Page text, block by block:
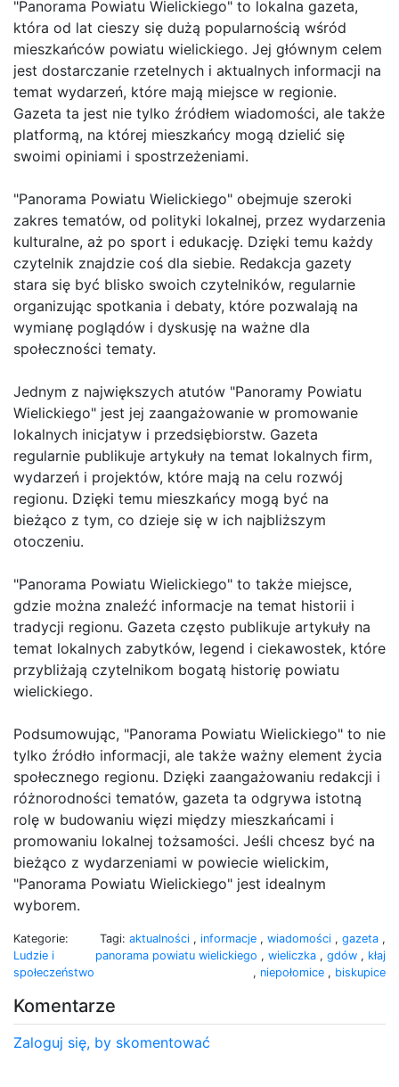
"Panorama Powiatu Wielickiego" to lokalna gazeta,
która od lat cieszy się dużą popularnością wśród
mieszkańców powiatu wielickiego. Jej głównym celem
jest dostarczanie rzetelnych i aktualnych informacji na
temat wydarzeń, które mają miejsce w regionie.
Gazeta ta jest nie tylko źródłem wiadomości, ale także
platformą, na której mieszkańcy mogą dzielić się
swoimi opiniami i spostrzeżeniami.
"Panorama Powiatu Wielickiego" obejmuje szeroki
zakres tematów, od polityki lokalnej, przez wydarzenia
kulturalne, aż po sport i edukację. Dzięki temu każdy
czytelnik znajdzie coś dla siebie. Redakcja gazety
stara się być blisko swoich czytelników, regularnie
organizując spotkania i debaty, które pozwalają na
wymianę poglądów i dyskusję na ważne dla
społeczności tematy.
Jednym z największych atutów "Panoramy Powiatu
Wielickiego" jest jej zaangażowanie w promowanie
lokalnych inicjatyw i przedsiębiorstw. Gazeta
regularnie publikuje artykuły na temat lokalnych firm,
wydarzeń i projektów, które mają na celu rozwój
regionu. Dzięki temu mieszkańcy mogą być na
bieżąco z tym, co dzieje się w ich najbliższym
otoczeniu.
"Panorama Powiatu Wielickiego" to także miejsce,
gdzie można znaleźć informacje na temat historii i
tradycji regionu. Gazeta często publikuje artykuły na
temat lokalnych zabytków, legend i ciekawostek, które
przybliżają czytelnikom bogatą historię powiatu
wielickiego.
Podsumowując, "Panorama Powiatu Wielickiego" to nie
tylko źródło informacji, ale także ważny element życia
społecznego regionu. Dzięki zaangażowaniu redakcji i
różnorodności tematów, gazeta ta odgrywa istotną
rolę w budowaniu więzi między mieszkańcami i
promowaniu lokalnej tożsamości. Jeśli chcesz być na
bieżąco z wydarzeniami w powiecie wielickim,
"Panorama Powiatu Wielickiego" jest idealnym
wyborem.
Kategorie:
Ludzie i
społeczeństwo
Tagi: aktualności , informacje , wiadomości , gazeta ,
panorama powiatu wielickiego , wieliczka , gdów , kłaj
, niepołomice , biskupice
Komentarze
Zaloguj się, by skomentować